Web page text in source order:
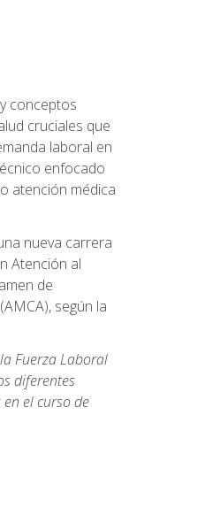
conceptos
cruciales que
laboral en
enfocado
atención médica
nueva carrera
Atención al
de
según la
Fuerza Laboral
diferentes
el curso de